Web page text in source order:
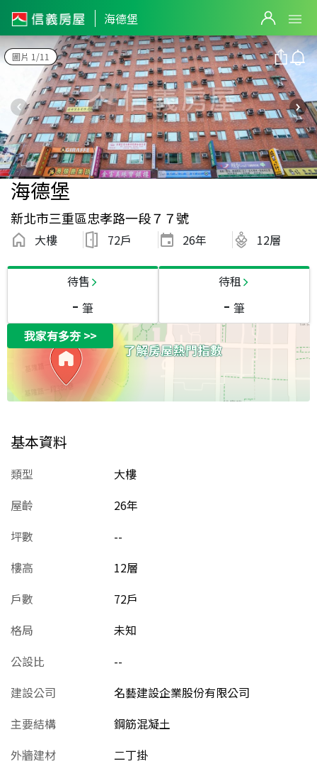
海德堡
圖片 1/11
海德堡
新北市三重區忠孝路一段７７號
大樓 72戶 26年 12層
待售
- 筆
待租
- 筆
我家有多夯>>
基本資料
類型
大樓
屋齡
26年
坪數
--
樓高
12層
戶數
72戶
格局
未知
公設比
--
建設公司
名藝建設企業股份有限公司
主要結構
鋼筋混凝土
外牆建材
二丁掛